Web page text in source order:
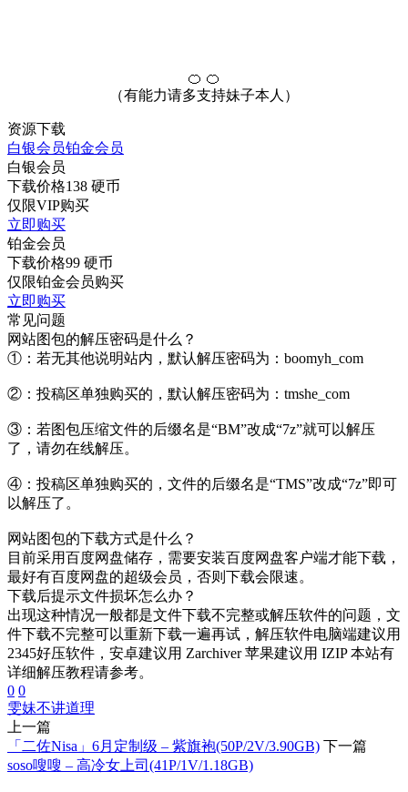
🍊 🍊
（有能力请多支持妹子本人）
资源下载
白银会员铂金会员
白银会员
下载价格138 硬币
仅限VIP购买
立即购买
铂金会员
下载价格99 硬币
仅限铂金会员购买
立即购买
常见问题
网站图包的解压密码是什么？
①：若无其他说明站内，默认解压密码为：boomyh_com
②：投稿区单独购买的，默认解压密码为：tmshe_com
③：若图包压缩文件的后缀名是“BM”改成“7z”就可以解压
了，请勿在线解压。
④：投稿区单独购买的，文件的后缀名是“TMS”改成“7z”即可
以解压了。
网站图包的下载方式是什么？
目前采用百度网盘储存，需要安装百度网盘客户端才能下载，
最好有百度网盘的超级会员，否则下载会限速。
下载后提示文件损坏怎么办？
出现这种情况一般都是文件下载不完整或解压软件的问题，文
件下载不完整可以重新下载一遍再试，解压软件电脑端建议用
2345好压软件，安卓建议用 Zarchiver 苹果建议用 IZIP 本站有
详细解压教程请参考。
0 0
雯妹不讲道理
上一篇
「二佐Nisa」6月定制级 – 紫旗袍(50P/2V/3.90GB) 下一篇
soso嗖嗖 – 高冷女上司(41P/1V/1.18GB)